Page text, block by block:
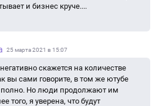
и бизнес круче....
25 марта 2021 в 15:07
скажется на количестве
вы сами говорите, в том же ютубе
Но люди продолжают им
того, я уверена, что будут